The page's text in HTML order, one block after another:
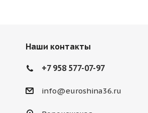
Наши контакты
+7 958 577-07-97
info@euroshina36.ru